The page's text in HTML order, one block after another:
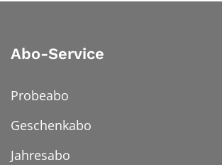
Abo-Service
Probeabo
Geschenkabo
Jahresabo